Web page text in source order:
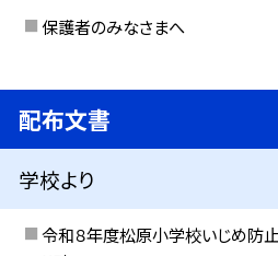
保護者のみなさまへ
配布文書
学校より
令和８年度松原小学校いじめ防